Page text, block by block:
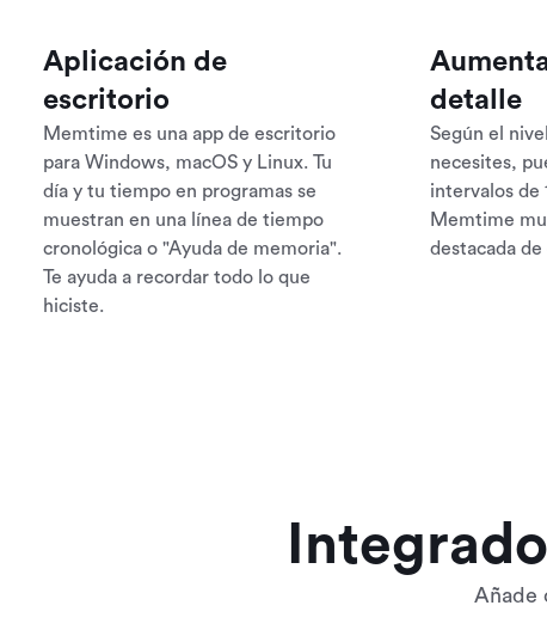
Aplicación de
escritorio
Memtime es una app de escritorio
para Windows, macOS y Linux. Tu
día y tu tiempo en programas se
muestran en una línea de tiempo
cronológica o "Ayuda de memoria".
Te ayuda a recordar todo lo que
hiciste.
detalle
Según el
necesites,
intervalos de
Memtime
destacada
Añade